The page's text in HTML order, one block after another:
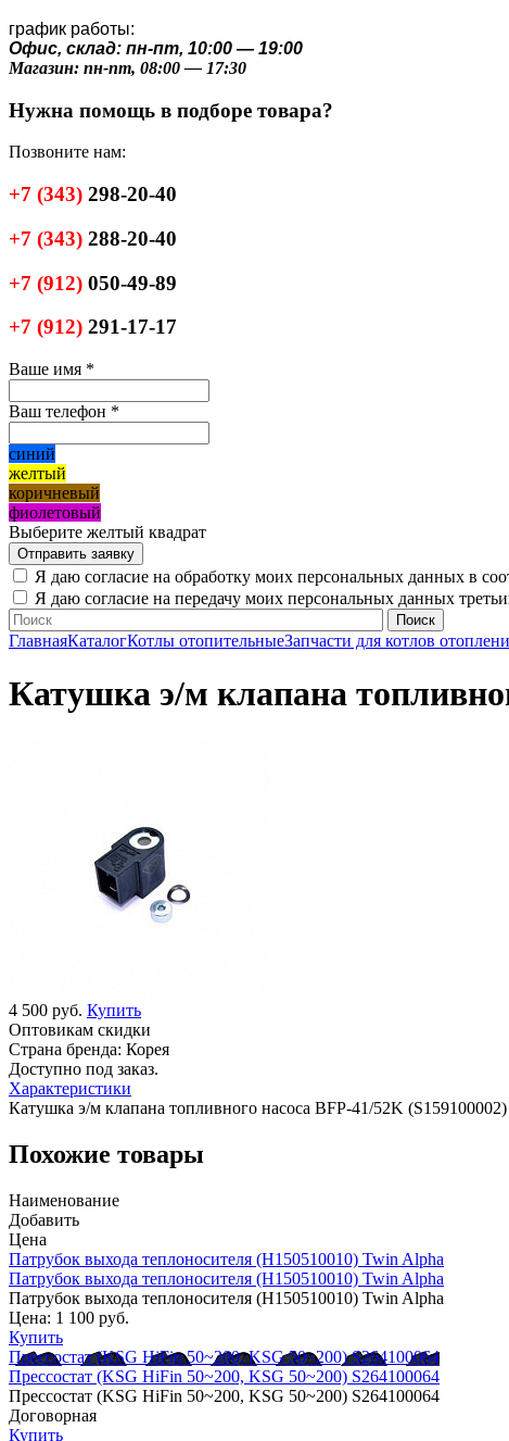
график работы:
Офис, склад: пн-пт, 10:00 — 19:00
Магазин: пн-пт, 08:00 — 17:30
Нужна помощь в подборе товара?
Позвоните нам:
+7 (343) 298-20-40
+7 (343) 288-20-40
+7 (912) 050-49-89
+7 (912) 291-17-17
Ваше имя *
Ваш телефон *
синий
желтый
коричневый
фиолетовый
Выберите желтый квадрат
Я даю согласие на обработку моих персональных данных в
Я даю согласие на передачу моих персональных данных
ГлавнаяКаталогКотлы отопительныеЗапчасти для котлов
Катушка э/м клапана
4 500 руб. Купить
Оптовикам скидки
Страна бренда: Корея
Доступно под заказ.
Характеристики
Катушка э/м клапана топливного насоса BFP-41/52K
Похожие товары
Наименование
Добавить
Цена
Патрубок выхода теплоносителя (H150510010) Twin Alpha
Патрубок выхода теплоносителя (H150510010) Twin Alpha
Патрубок выхода теплоносителя (H150510010) Twin Alpha
Цена: 1 100 руб.
Купить
Прессостат (KSG HiFin 50~200, KSG 50~200) S264100064
Прессостат (KSG HiFin 50~200, KSG 50~200) S264100064
Прессостат (KSG HiFin 50~200, KSG 50~200) S264100064
Договорная
Купить